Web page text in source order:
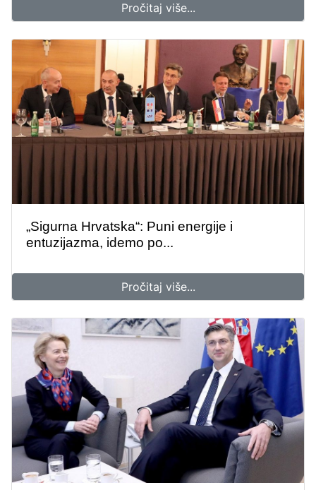
Pročitaj više...
„Sigurna Hrvatska“: Puni energije i
entuzijazma, idemo po...
Pročitaj više...